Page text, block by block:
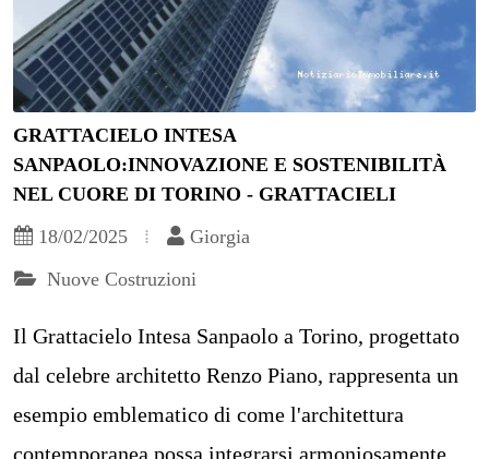
GRATTACIELO INTESA
SANPAOLO:INNOVAZIONE E SOSTENIBILITÀ
NEL CUORE DI TORINO - GRATTACIELI
18/02/2025
Giorgia
Nuove Costruzioni
Il Grattacielo Intesa Sanpaolo a Torino, progettato
dal celebre architetto Renzo Piano, rappresenta un
esempio emblematico di come l'architettura
contemporanea possa integrarsi armoniosamente